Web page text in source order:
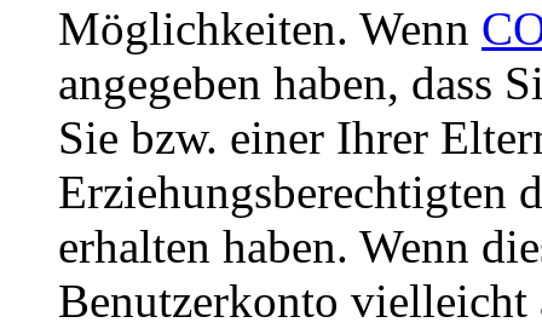
Möglichkeiten. Wenn
angegeben haben, dass
Sie bzw. einer Ihrer
Erziehungsberechtigten
erhalten haben. Wenn
Benutzerkonto